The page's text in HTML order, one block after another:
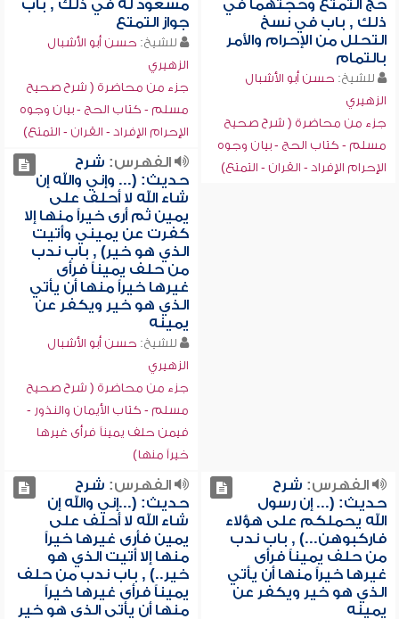
حج التمتع وحجتهما في
ذلك , باب في نسخ
التحلل من الإحرام والأمر
بالتمام
للشيخ: حسن أبو الأشبال
الزهيري
جزء من محاضرة ( شرح صحيح
مسلم - كتاب الحج - بيان وجوه
الإحرام الإفراد - القران - التمتع)
مسعود له في ذلك , باب
جواز التمتع
للشيخ: حسن أبو الأشبال
الزهيري
جزء من محاضرة ( شرح صحيح
مسلم - كتاب الحج - بيان وجوه
الإحرام الإفراد - القران - التمتع)
الفهرس: شرح
حديث: (... وإني والله إن
شاء الله لا أحلف على
يمين ثم أرى خيراً منها إلا
كفرت عن يميني وأتيت
الذي هو خير) , باب ندب
من حلف يميناً فرأى
غيرها خيراً منها أن يأتي
الذي هو خير ويكفر عن
يمينه
للشيخ: حسن أبو الأشبال
الزهيري
جزء من محاضرة ( شرح صحيح
مسلم - كتاب الأيمان والنذور -
فيمن حلف يميناً فرأى غيرها
خيراً منها)
الفهرس: شرح
حديث: (... إن رسول
الله يحملكم على هؤلاء
فاركبوهن...) , باب ندب
من حلف يميناً فرأى
غيرها خيراً منها أن يأتي
الذي هو خير ويكفر عن
يمينه
الفهرس: شرح
حديث: (...إني والله إن
شاء الله لا أحلف على
يمين فأرى غيرها خيراً
منها إلا أتيت الذي هو
خير..) , باب ندب من حلف
يميناً فرأى غيرها خيراً
منها أن يأتي الذي هو خير